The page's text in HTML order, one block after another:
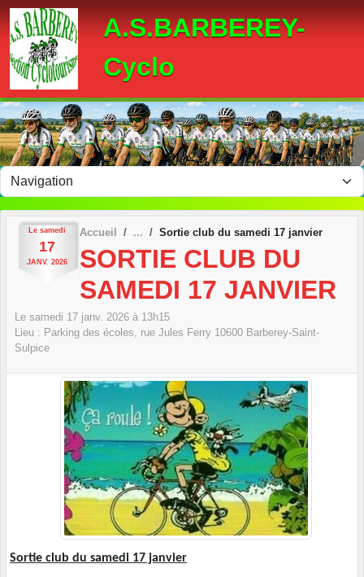
A.S.BARBEREY-
Cyclo
Le samedi
17
JANV. 2026
Accueil Sortie club du samedi 17 janvier
SORTIE CLUB DU
SAMEDI 17 JANVIER
Le samedi 17 janv. 2026 à 13h15
Lieu : Parking des écoles, rue Jules Ferry 10600 Barberey-Saint-
Sulpice
Sortie club du samedi 17 janvier
Panneau de gestion des cookies